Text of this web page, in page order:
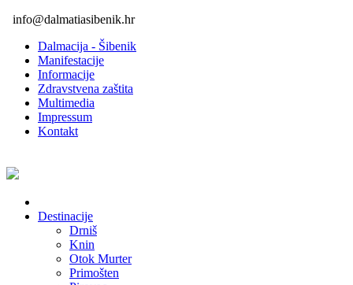
info@dalmatiasibenik.hr
Dalmacija - Šibenik
Manifestacije
Informacije
Zdravstvena zaštita
Multimedia
Impressum
Kontakt
Destinacije
Drniš
Knin
Otok Murter
Primošten